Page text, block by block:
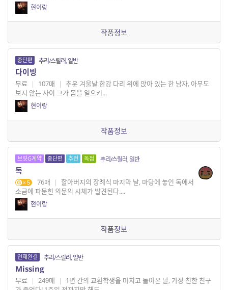
현이랑
작품정보
중단편 추리/스릴러, 일반
다이빙
무료 | 107매 | 추운 겨울날 한강 다리 위에 앉아 있는 한 남자, 아무도
보지 않는 사이 그가 몸을 일으키...
현이랑
작품정보
브릿G계약 중단편 추천 독점 추리/스릴러, 일반
독
5 76매 | 할아버지의 장례식 마지막 날, 마당에 놓인 독에서
소금에 파묻힌 의문의 시체가 발견된다....
현이랑
작품정보
연재완결 추리/스릴러, 일반
Missing
무료 | 249매 |
1년 간의 교환학생을 마치고 돌아온 날, 가장 친한 친구